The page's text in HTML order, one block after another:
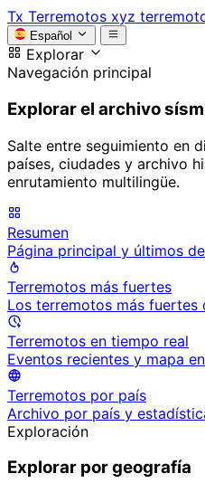
Tx Terremotos xyz
Español
Explorar
Navegación principal
Explorar el archivo
Salte entre seguimiento en
países, ciudades y archivo
enrutamiento multilingüe.
Resumen
Página principal y últimos
Terremotos más fuertes
Los terremotos más fuertes
Terremotos en tiempo real
Eventos recientes y mapa
Terremotos por país
Archivo por país y
Exploración
Explorar por geografía